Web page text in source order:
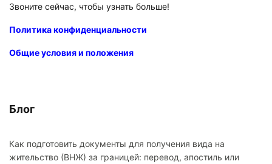
Звоните сейчас, чтобы узнать больше!
Политика конфиденциальности
Общие условия и положения
Блог
Как подготовить документы для получения вида на
жительство (ВНЖ) за границей: перевод, апостиль или